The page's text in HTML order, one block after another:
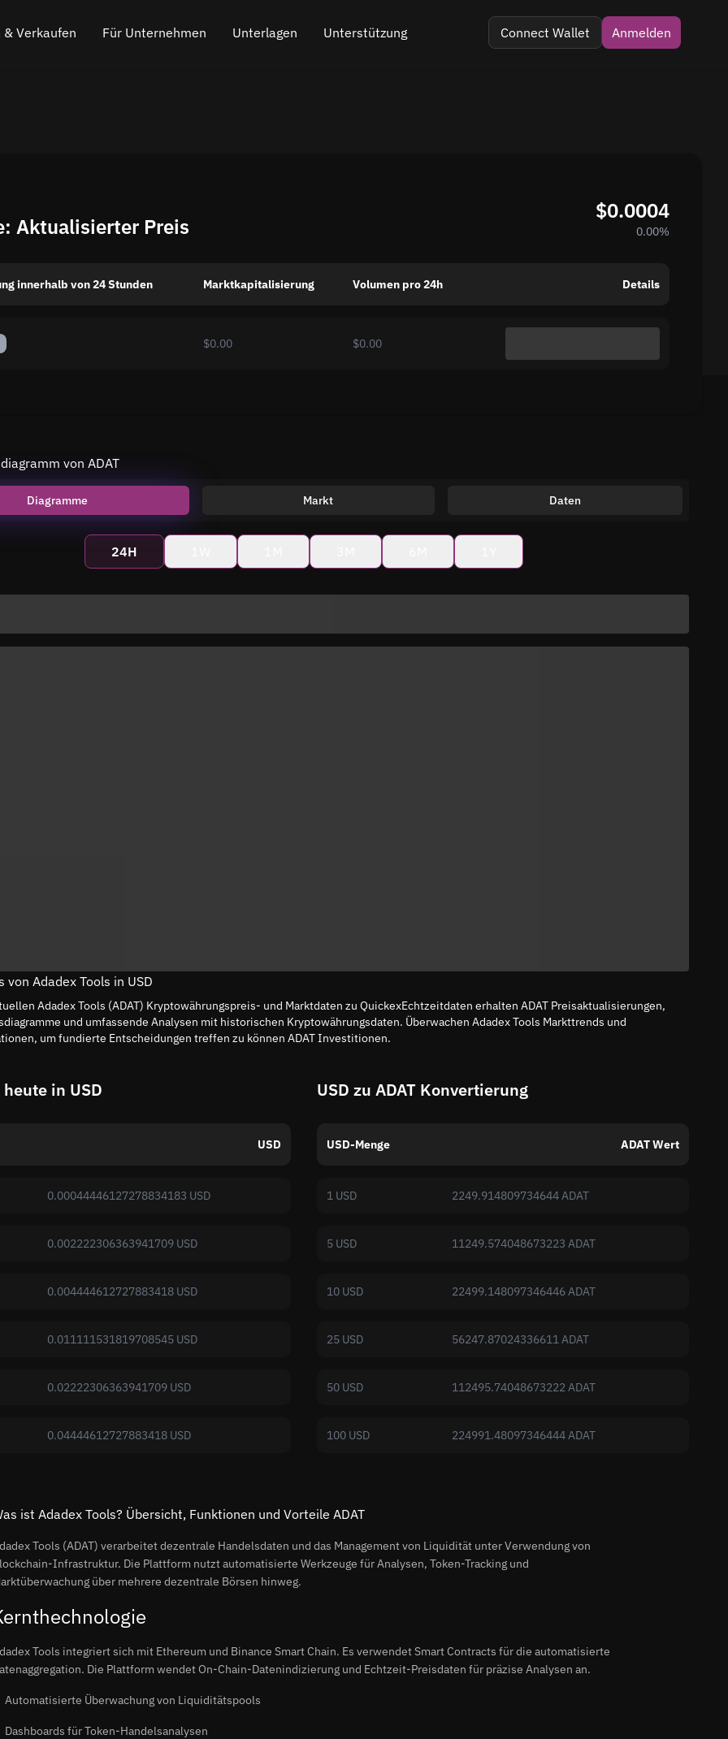
& Verkaufen Für Unternehmen
Asset-Listing
Unterlagen Unterstützung Connect Wallet Anmelden
Aktualisierter Preis
$0.0004
0.00%
innerhalb von 24 Stunden Marktkapitalisierung Volumen pro 24h Details
$0.00 $0.00
von ADAT
Diagramme Markt Daten
24H
von Adadex Tools in USD
Adadex Tools (ADAT) Kryptowährungspreis- und Marktdaten zu QuickexEchtzeitdaten erhalten ADAT Preisaktualisierungen,
und umfassende Analysen mit historischen Kryptowährungsdaten. Überwachen Adadex Tools Markttrends und
um fundierte Entscheidungen treffen zu können ADAT Investitionen.
in USD
USD
0.00044446127278834183 USD
0.002222306363941709 USD
0.004444612727883418 USD
0.011111531819708545 USD
0.02222306363941709 USD
0.04444612727883418 USD
USD zu ADAT Konvertierung
USD-Menge ADAT Wert
1 USD 2249.914809734644 ADAT
5 USD 11249.574048673223 ADAT
10 USD 22499.148097346446 ADAT
25 USD 56247.87024336611 ADAT
50 USD 112495.74048673222 ADAT
100 USD 224991.48097346444 ADAT
ist Adadex Tools? Übersicht, Funktionen und Vorteile ADAT
Tools (ADAT) verarbeitet dezentrale Handelsdaten und das Management von Liquidität unter Verwendung von
Infrastruktur. Die Plattform nutzt automatisierte Werkzeuge für Analysen, Token-Tracking und
über mehrere dezentrale Börsen hinweg.
Tools integriert sich mit Ethereum und Binance Smart Chain. Es verwendet Smart Contracts für die automatisierte
Die Plattform wendet On-Chain-Datenindizierung und Echtzeit-Preisdaten für präzise Analysen an.
Automatisierte Überwachung von Liquiditätspools
Dashboards für Token-Handelsanalysen